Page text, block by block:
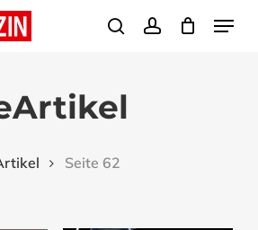
search
Menu
Seite 62